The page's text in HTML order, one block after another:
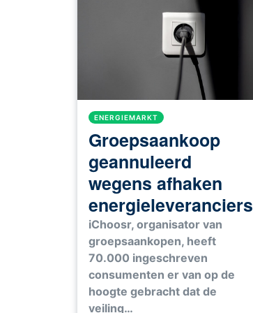
ENERGIEMARKT
Groepsaankoop
geannuleerd
wegens afhaken
energieleveranciers
iChoosr, organisator van
groepsaankopen, heeft
70.000 ingeschreven
consumenten er van op de
hoogte gebracht dat de
veiling…